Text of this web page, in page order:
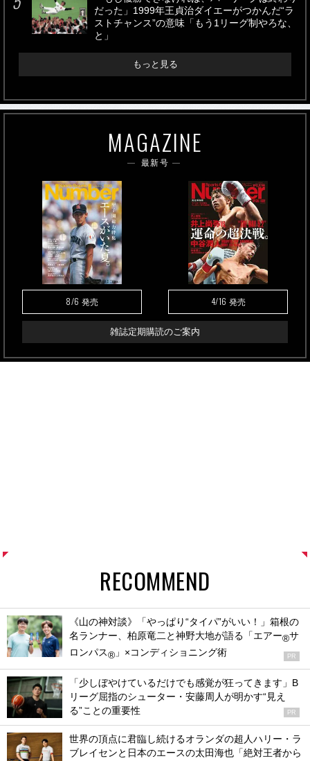
だった」1999年王貞治ダイエーがつかんだ“ラ
ストチャンス”の意味「もう1リーグ制やろな、
と」
もっと見る
MAGAZINE
最新号
8/6 発売 4/16 発売
雑誌定期購読のご案内
RECOMMEND
《山の神対談》「やっぱり“タイパ”がいい！」箱根の
名ランナー、柏原竜二と神野大地が語る「エアー®サ
ロンパス® 」×コンディショニング術 PR
「少しぼやけているだけでも感覚が狂ってきます」B
リーグ屈指のシューター・安藤周人が明かす“見え
る”ことの重要性
PR
世界の頂点に君臨し続けるオランダの超人ハリー・ラ
ブレイセンと日本のエースの太田海也「絶対王者から